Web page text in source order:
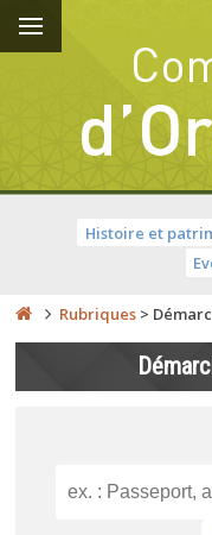
Histoire et
Rubriques >